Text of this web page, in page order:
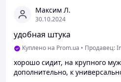
Максим Л.
30.10.2024
удобная штука
Куплено на Prom.ua • Продавец:
хорошо сидит, на крупного
дополнительно, к